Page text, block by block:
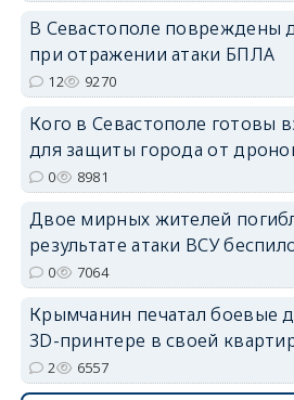
В Севастополе повреждены
при отражении атаки БПЛА
12 9270
Кого в Севастополе готовы
для защиты города от
0 8981
Двое мирных жителей
результате атаки ВСУ
0 7064
Крымчанин печатал боевые
3D-принтере в своей
2 6557